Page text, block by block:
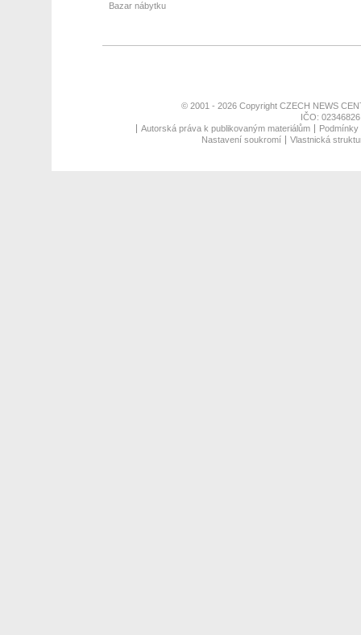
Bazar nábytku
© 2001 - 2026 Copyright CZECH NEWS
IČO:
Autorská práva k publikovaným materiálům
Nastavení soukromí
Vlastnická